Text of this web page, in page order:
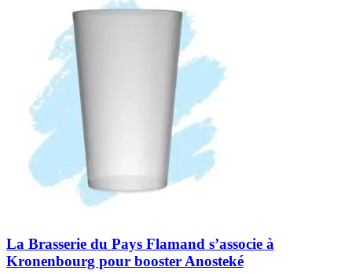
La Brasserie du Pays Flamand s’associe à
Kronenbourg pour booster Anosteké